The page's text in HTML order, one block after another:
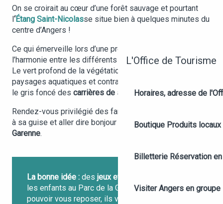
L'Office de Tourisme
Horaires, adresse de
Boutique Produits
Billetterie Réservation
Visiter Angers en groupe
On se croirait au cœur d’une forêt sauvage et pourtant
l‘Étang Saint-Nicolasse situe bien à quelques minutes du
centre d’Angers !
Ce qui émerveille lors d’une première visite, c’est
l’harmonie entre les différents
espaces naturelsdu lieu.
Le vert profond de la végétation se mêle avec brio aux
paysages aquatiques et contraste avec la lande sèche et
le gris foncé des carrières de schiste.
Rendez-vous privilégié des familles, on peut aussi flâner
à sa guise et aller dire bonjour aux animaux duParc de la
Garenne.
La bonne idée : des jeux et manèges
les enfants au Parc de la Garenne. Vous allez
pouvoir vous reposer, ils vont pouvoir s’amuser !